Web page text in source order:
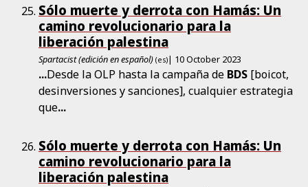
Sólo muerte y derrota con Hamás: Un
camino revolucionario para la
liberación palestina
Spartacist (edición en español) (es)| 10 October 2023
...Desde la OLP hasta la campaña de BDS [boicot,
desinversiones y sanciones], cualquier estrategia
que...
Sólo muerte y derrota con Hamás: Un
camino revolucionario para la
liberación palestina